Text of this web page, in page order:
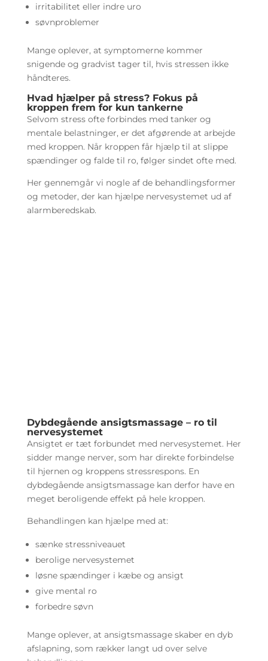
irritabilitet eller indre uro
søvnproblemer
Mange oplever, at symptomerne kommer
snigende og gradvist tager til, hvis stressen ikke
håndteres.
Hvad hjælper på stress? Fokus på
kroppen frem for kun tankerne
Selvom stress ofte forbindes med tanker og
mentale belastninger, er det afgørende at arbejde
med kroppen. Når kroppen får hjælp til at slippe
spændinger og falde til ro, følger sindet ofte med.
Her gennemgår vi nogle af de behandlingsformer
og metoder, der kan hjælpe nervesystemet ud af
alarmberedskab.
Dybdegående ansigtsmassage – ro til
nervesystemet
Ansigtet er tæt forbundet med nervesystemet. Her
sidder mange nerver, som har direkte forbindelse
til hjernen og kroppens stressrespons. En
dybdegående ansigtsmassage kan derfor have en
meget beroligende effekt på hele kroppen.
Behandlingen kan hjælpe med at:
sænke stressniveauet
berolige nervesystemet
løsne spændinger i kæbe og ansigt
give mental ro
forbedre søvn
Mange oplever, at ansigtsmassage skaber en dyb
afslapning, som rækker langt ud over selve